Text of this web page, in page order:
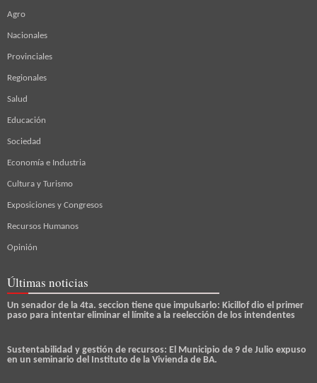
Agro
Nacionales
Provinciales
Regionales
Salud
Educación
Sociedad
Economía e Industria
Cultura y Turismo
Exposiciones y Congresos
Recursos Humanos
Opinión
Últimas noticias
Un senador de la 4ta. seccion tiene que impulsarlo: Kicillof dio el primer
paso para intentar eliminar el límite a la reelección de los intendentes
Sustentabilidad y gestión de recursos: El Municipio de 9 de Julio expuso
en un seminario del Instituto de la Vivienda de BA.